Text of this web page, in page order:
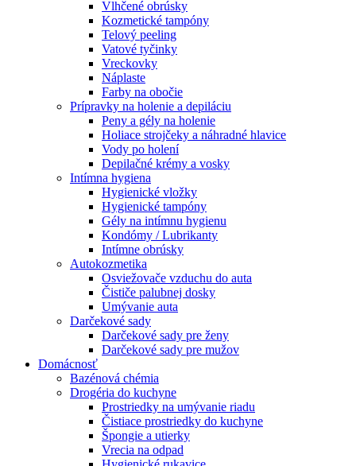
Vlhčené obrúsky
Kozmetické tampóny
Telový peeling
Vatové tyčinky
Vreckovky
Náplaste
Farby na obočie
Prípravky na holenie a depiláciu
Peny a gély na holenie
Holiace strojčeky a náhradné hlavice
Vody po holení
Depilačné krémy a vosky
Intímna hygiena
Hygienické vložky
Hygienické tampóny
Gély na intímnu hygienu
Kondómy / Lubrikanty
Intímne obrúsky
Autokozmetika
Osviežovače vzduchu do auta
Čističe palubnej dosky
Umývanie auta
Darčekové sady
Darčekové sady pre ženy
Darčekové sady pre mužov
Domácnosť
Bazénová chémia
Drogéria do kuchyne
Prostriedky na umývanie riadu
Čistiace prostriedky do kuchyne
Špongie a utierky
Vrecia na odpad